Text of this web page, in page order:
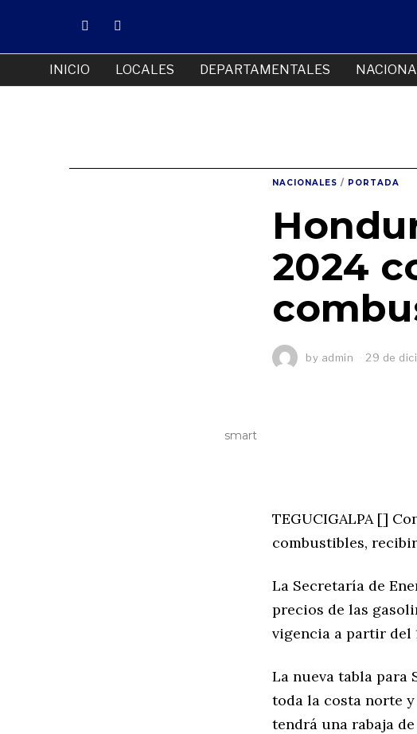
INICIO LOCALES DEPARTAMENTALES
NACIONALES / PORTADA
2024
by admin 29 de
smart
TEGUCIGALPA []
combustibles,
La Secretaría de
precios de las
vigencia a partir del
La nueva tabla para
toda la costa norte
tendrá una rabaja